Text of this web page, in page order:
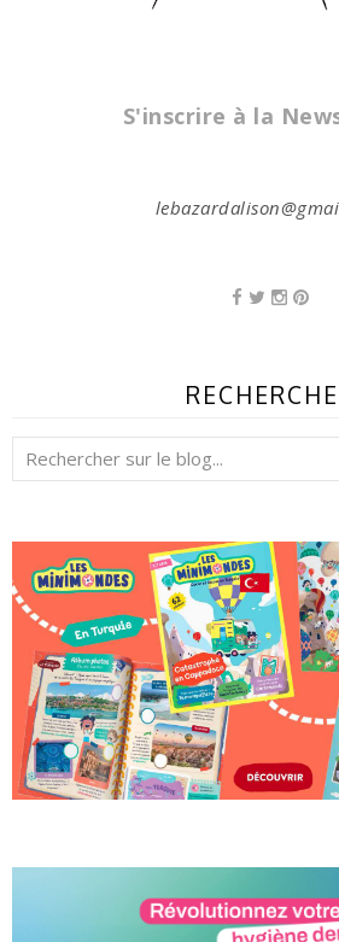
S'inscrire à la